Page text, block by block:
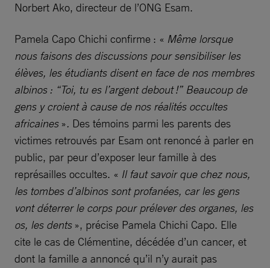
Norbert Ako, directeur de l’ONG Esam.
Pamela Capo Chichi confirme : « Même lorsque
nous faisons des discussions pour sensibiliser les
élèves, les étudiants disent en face de nos membres
albinos : “Toi, tu es l’argent debout !” Beaucoup de
gens y croient à cause de nos réalités occultes
africaines ». Des témoins parmi les parents des
victimes retrouvés par Esam ont renoncé à parler en
public, par peur d’exposer leur famille à des
représailles occultes. « Il faut savoir que chez nous,
les tombes d’albinos sont profanées, car les gens
vont déterrer le corps pour prélever des organes, les
os, les dents », précise Pamela Chichi Capo. Elle
cite le cas de Clémentine, décédée d’un cancer, et
dont la famille a annoncé qu’il n’y aurait pas